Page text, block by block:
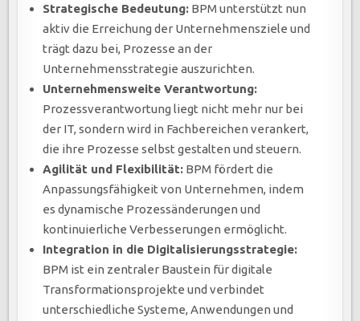
Strategische Bedeutung: BPM unterstützt nun
aktiv die Erreichung der Unternehmensziele und
trägt dazu bei, Prozesse an der
Unternehmensstrategie auszurichten.
Unternehmensweite Verantwortung:
Prozessverantwortung liegt nicht mehr nur bei
der IT, sondern wird in Fachbereichen verankert,
die ihre Prozesse selbst gestalten und steuern.
Agilität und Flexibilität: BPM fördert die
Anpassungsfähigkeit von Unternehmen, indem
es dynamische Prozessänderungen und
kontinuierliche Verbesserungen ermöglicht.
Integration in die Digitalisierungsstrategie:
BPM ist ein zentraler Baustein für digitale
Transformationsprojekte und verbindet
unterschiedliche Systeme, Anwendungen und